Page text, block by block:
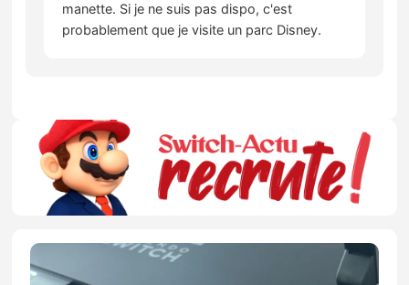
manette. Si je ne suis pas dispo, c'est
probablement que je visite un parc Disney.